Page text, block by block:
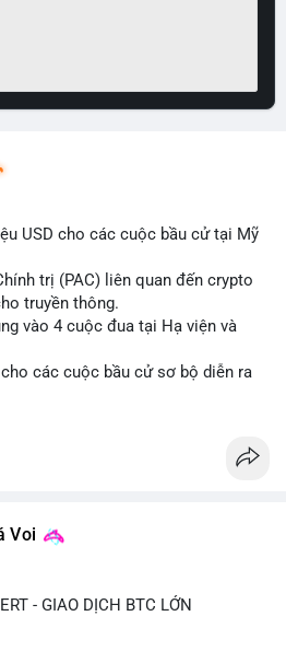
USD cho các cuộc bầu cử tại Mỹ
trị (PAC) liên quan đến crypto
truyền thông.
vào 4 cuộc đua tại Hạ viện và
các cuộc bầu cử sơ bộ diễn ra
Voi
- GIAO DỊCH BTC LỚN